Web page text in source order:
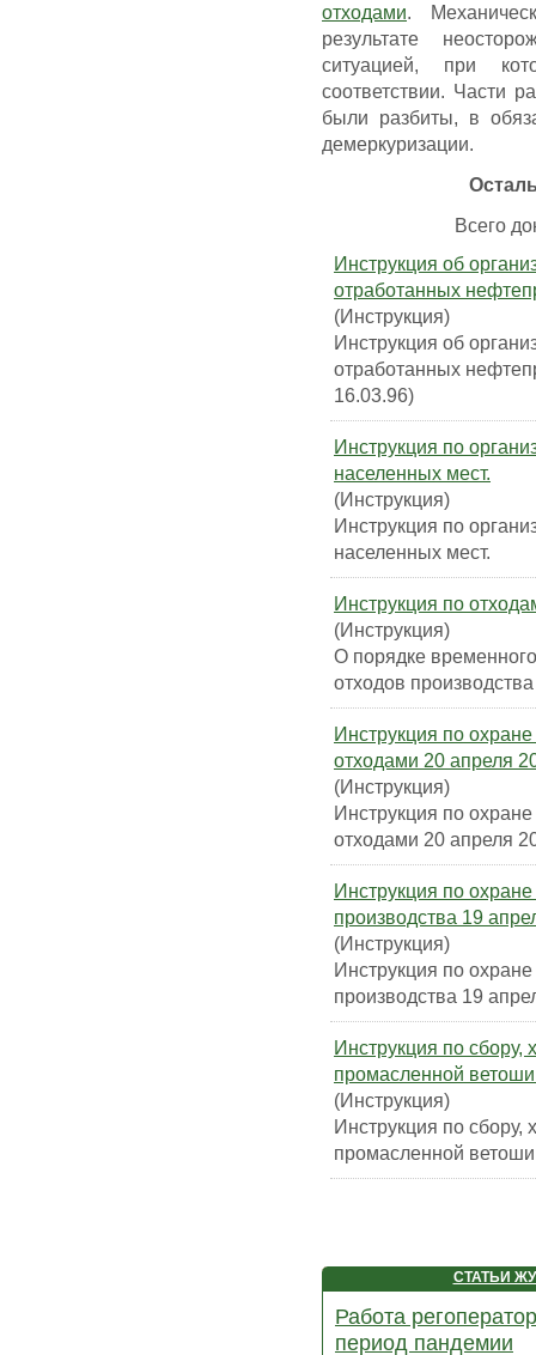
отходами.
результате
ситуацией, при
соответствии. Части
были разбиты, в
демеркуризации.
Всего
Инструкция об
отработанных
(Инструкция)
Инструкция об
отработанных
16.03.96)
Инструкция по
населенных мест.
(Инструкция)
Инструкция по
населенных мест.
Инструкция по
(Инструкция)
О порядке
отходов
Инструкция по
отходами 20 апреля
(Инструкция)
Инструкция по
отходами 20 апреля
Инструкция по
производства 19
(Инструкция)
Инструкция по
производства 19
Инструкция по
промасленной
(Инструкция)
Инструкция по
промасленной
СТАТЬИ
Работа
период пандемии